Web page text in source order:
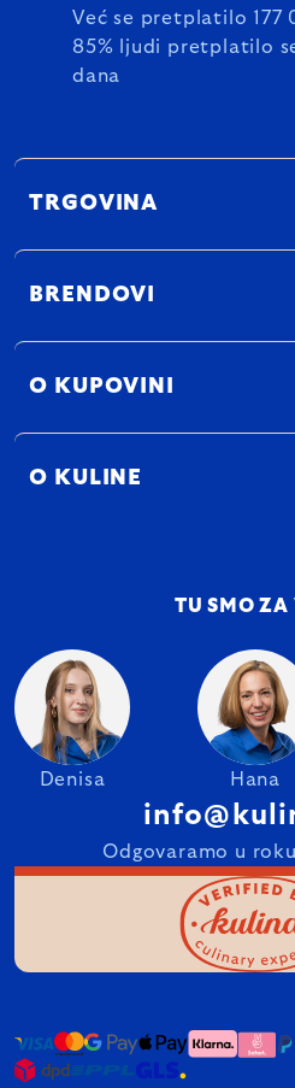
Već se pretplatilo 177
85% ljudi pretplatilo
dana
TRGOVINA
BRENDOVI
O KUPOVINI
O KULINE
TU SMO ZA
Denisa Hana
Odgovaramo u